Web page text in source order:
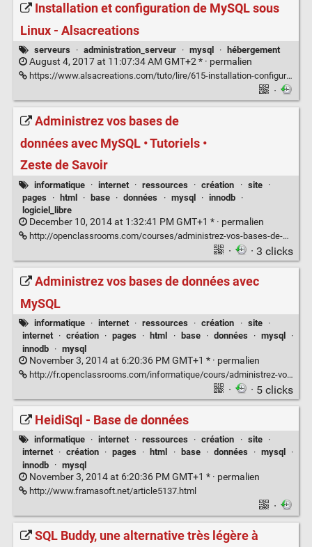
Installation et configuration de MySQL sous
Linux - Alsacreations
serveurs · administration_serveur · mysql · hébergement
August 4, 2017 at 11:07:34 AM GMT+2 * · permalien
https://www.alsacreations.com/tuto/lire/615-installation-configuration-MySQL.html
·
Administrez vos bases de
données avec MySQL • Tutoriels •
Zeste de Savoir
informatique · internet · ressources · création · site
·
pages
· html · base · données · mysql · innodb
·
logiciel_libre
December 10, 2014 at 1:32:41 PM GMT+1 * · permalien
http://openclassrooms.com/courses/administrez-vos-bases-de-donnees-avec-mysql
· · 3 clicks
Administrez vos bases de données avec
MySQL
informatique · internet · ressources · création · site
·
internet
· création · pages · html · base · données · mysql
·
innodb
· mysql
November 3, 2014 at 6:20:36 PM GMT+1 * · permalien
http://fr.openclassrooms.com/informatique/cours/administrez-vos-bases-de-donnees-avec-mysql
· · 5 clicks
HeidiSql - Base de données
informatique · internet · ressources · création · site
·
internet
· création · pages · html · base · données · mysql
·
innodb
· mysql
November 3, 2014 at 6:20:36 PM GMT+1 * · permalien
http://www.framasoft.net/article5137.html
·
SQL Buddy, une alternative très légère à